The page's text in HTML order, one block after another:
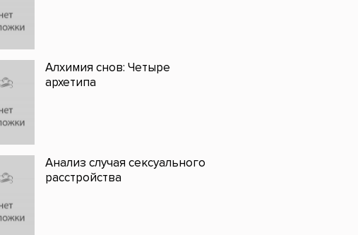
Алхимия снов: Четыре
архетипа
Анализ случая сексуального
расстройства